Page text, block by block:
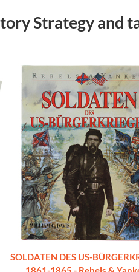
Strategy and
SOLDATEN DES US-